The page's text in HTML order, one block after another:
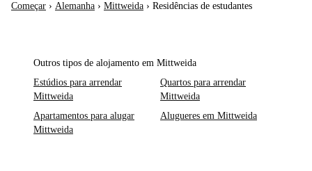
Começar › Alemanha › Mittweida › Residências de estudantes
Outros tipos de alojamento em Mittweida
Estúdios para arrendar
Mittweida
Quartos para arrendar
Mittweida
Apartamentos para alugar
Mittweida
Alugueres em Mittweida